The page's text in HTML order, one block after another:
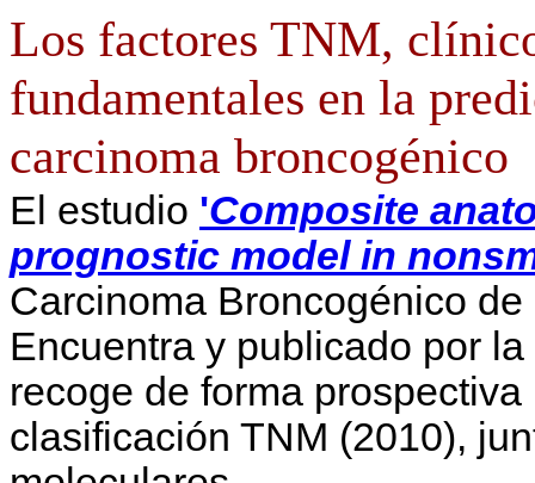
Los factores TNM,
fundamentales en la
carcinoma broncogénico
El estudio 'Composite
prognostic model in
Carcinoma Broncogénico
Encuentra y publicado por la
recoge de forma
clasificación TNM (2010),